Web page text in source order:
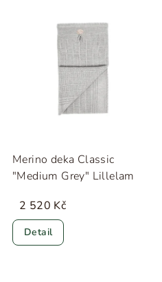
Merino deka Classic
"Medium Grey" Lillelam
2 520 Kč
Detail